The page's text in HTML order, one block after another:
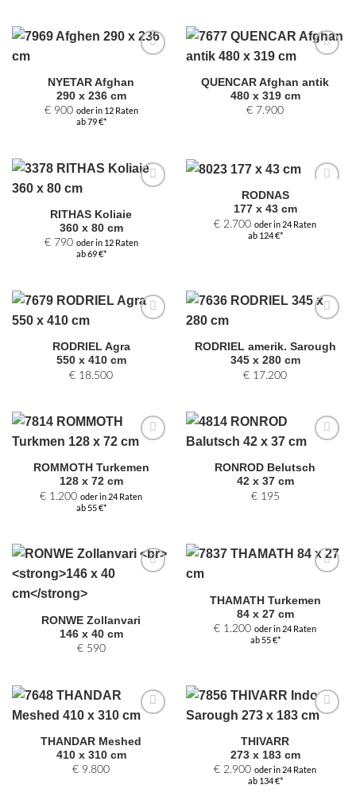
hinzufügen
NYETAR Afghan
290 x 236 cm
€900 oder in 12 Raten
ab 79 €*
Auswahl
hinzufügen
QUENCAR Afghan antik
480 x 319 cm
€ 7.900
Auswahl
hinzufügen
RITHAS Koliaie
360 x 80 cm
€790 oder in 12 Raten
ab 69 €*
Auswahl
hinzufügen
RODNAS
177 x 43 cm
€ 2.700 oder in 24 Raten
ab 124 €*
hinzufügen
RODRIEL Agra
550 x 410 cm
€ 18.500
Auswahl
hinzufügen
RODRIEL amerik. Sarough
345 x 280 cm
€ 17.200
hinzufügen
ROMMOTH Turkemen
128 x 72 cm
€ 1.200 oder in 24 Raten
ab 55 €*
Auswahl
hinzufügen
RONROD Belutsch
42 x 37 cm
€195
RONWE Zollanvari
146 x 40 cm
€590
hinzufügen
THAMATH Turkemen
84 x 27 cm
€ 1.200 oder in 24 Raten
ab 55 €*
Auswahl
hinzufügen
THANDAR Meshed
410 x 310 cm
€ 9.800
hinzufügen
THIVARR
273 x 183 cm
€ 2.900 oder in 24 Raten
ab 134 €*